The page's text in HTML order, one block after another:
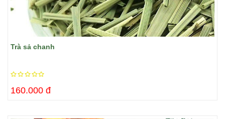
Trà sả chanh
160.000 đ